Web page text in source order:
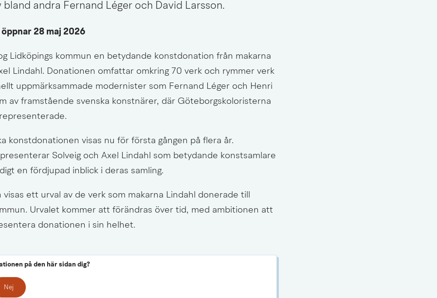
bland andra Fernand Léger och David Larsson.
28 maj 2026
Lidköpings kommun en betydande konstdonation från makarna
Lindahl. Donationen omfattar omkring 70 verk och rymmer verk
uppmärksammade modernister som Fernand Léger och Henri
av framstående svenska konstnärer, där Göteborgskoloristerna
konstdonationen visas nu för första gången på flera år.
Solveig och Axel Lindahl som betydande konstsamlare
en fördjupad inblick i deras samling.
visas ett urval av de verk som makarna Lindahl donerade till
Urvalet kommer att förändras över tid, med ambitionen att
donationen i sin helhet.
på den här sidan dig?
Nej